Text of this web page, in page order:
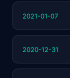
2021-01-07
2020-12-31